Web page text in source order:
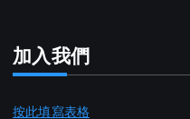
加入我們
按此填寫表格